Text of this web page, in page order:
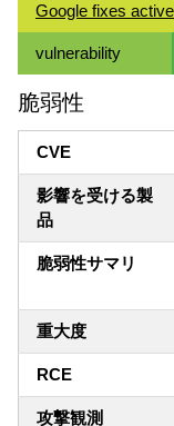
Google fixes
vulnerability
脆弱性
CVE
影響を受ける製
品
脆弱性サマリ
重大度
RCE
攻撃観測